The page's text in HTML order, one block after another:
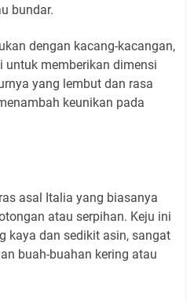
bundar.
dengan kacang-kacangan,
untuk memberikan dimensi
yang lembut dan rasa
keunikan pada
asal Italia yang biasanya
atau serpihan. Keju ini
kaya dan sedikit asin, sangat
buah-buahan kering atau